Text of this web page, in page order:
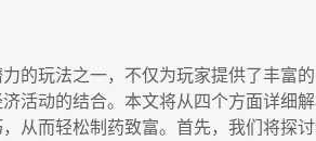
的玩法之一，不仅为玩家提供了丰富
活动的结合。本文将从四个方面详细
从而轻松制药致富。首先，我们将探